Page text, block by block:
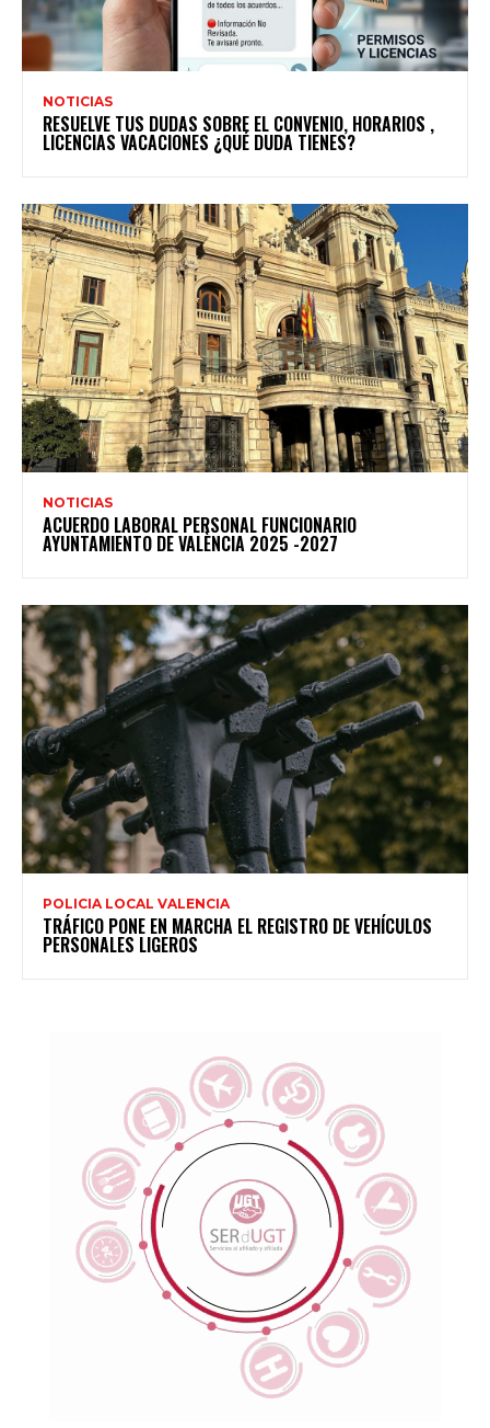
NOTICIAS
RESUELVE TUS DUDAS SOBRE EL CONVENIO, HORARIOS ,
LICENCIAS VACACIONES ¿QUÉ DUDA TIENES?
NOTICIAS
ACUERDO LABORAL PERSONAL FUNCIONARIO
AYUNTAMIENTO DE VALÈNCIA 2025 -2027
POLICIA LOCAL VALENCIA
TRÁFICO PONE EN MARCHA EL REGISTRO DE VEHÍCULOS
PERSONALES LIGEROS